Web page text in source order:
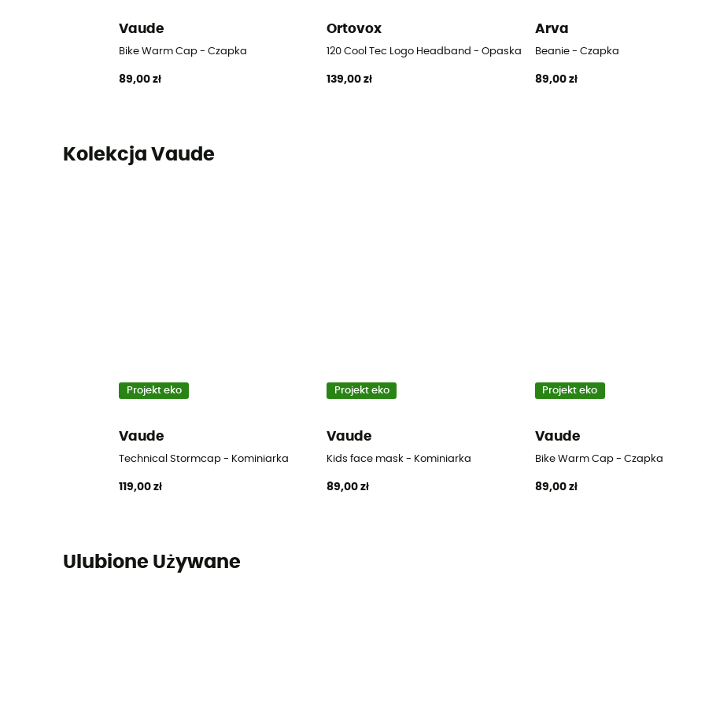
Vaude
Bike Warm Cap - Czapka
89,00 zł
Ortovox
120 Cool Tec Logo Headband - Opaska merynos
139,00 zł
Arva
Beanie - Czapka
89,00 zł
Kolekcja Vaude
Projekt eko
Vaude
Technical Stormcap - Kominiarka
119,00 zł
Projekt eko
Vaude
Kids face mask - Kominiarka
89,00 zł
Projekt eko
Vaude
Bike Warm Cap - Czapka
89,00 zł
Ulubione Używane